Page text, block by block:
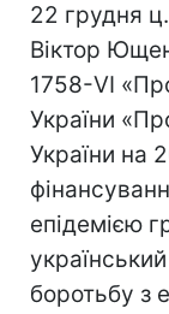
22 грудня
Віктор
1758-VI
України
України на
епідемією
боротьбу з